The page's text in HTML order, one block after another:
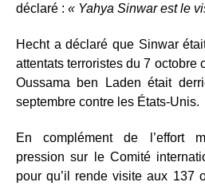
déclaré : « Yahya Sinwar est le
Hecht a déclaré que Sinwar
attentats terroristes du 7 octobre
Oussama ben Laden était
septembre contre les États-Unis.
En complément de l’effort
pression sur le Comité
pour qu’il rende visite aux 137